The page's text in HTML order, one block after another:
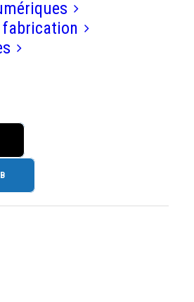
fabrication
adjointe
easylign®